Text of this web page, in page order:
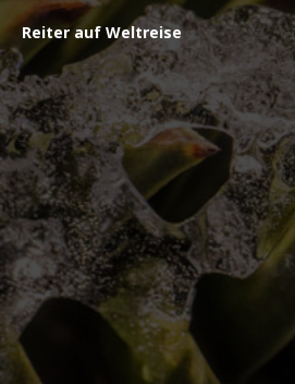
Reiter auf Weltreise